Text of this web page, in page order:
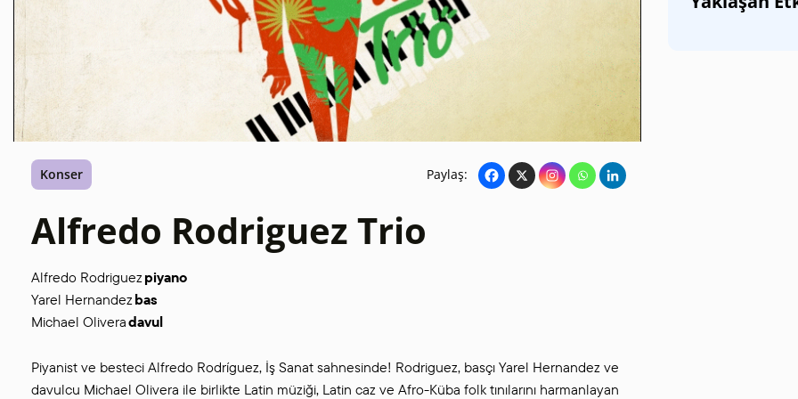
SANAT GALERILERI
KÜLTÜREL MIRASA
DESTEK
Konser Paylaş:
Alfredo Rodriguez Trio
Alfredo Rodriguez piyano
Yarel Hernandez bas
Michael Oliveradavul
Piyanist ve besteci Alfredo Rodríguez, İş Sanat sahnesinde! Rodriguez, basçı Yarel Hernandez ve
davulcu Michael Olivera ile birlikte Latin müziği, Latin caz ve Afro-Küba folk tınılarını harmanlayan